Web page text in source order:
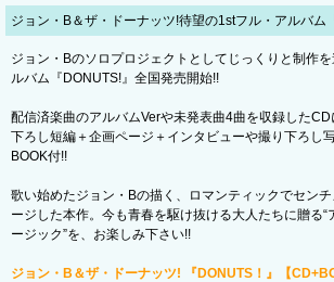
ジョン・B＆ザ・ドーナッツ!待望の1stフル・アルバム
ジョン・Bのソロプロジェクトとしてじっくりと制作
ルバム『DONUTS!』全国発売開始!!
配信済楽曲のアルバムVerや未発表曲4曲を収録した
下ろし短編＋企画ページ＋インタビューや撮り下ろし
BOOK付!!
歌い始めたジョン・Bの描く、ロマンティックでセン
ージした本作。今も青春を駆け抜ける大人たちに贈る“
ージック”を、お楽しみ下さい!!
ジョン・B＆ザ・ドーナッツ! 『DONUTS！』【